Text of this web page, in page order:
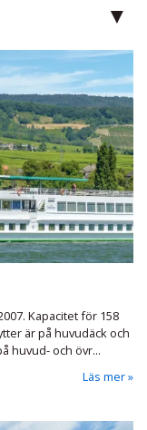
Kapacitet för 158
är på huvudäck och
huvud- och övr...
Läs mer